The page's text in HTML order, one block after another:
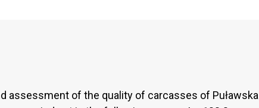
assessment of the quality of carcasses of Puławska